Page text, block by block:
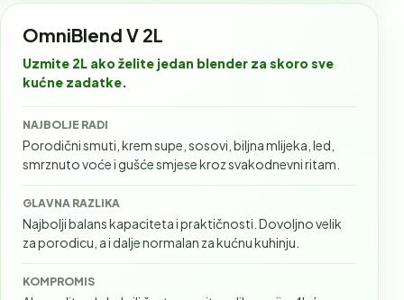
OmniBlend V 2L
Uzmite 2L ako želite jedan blender za skoro sve
kućne zadatke.
NAJBOLJE RADI
Porodični smuti, krem supe, sosovi, biljna mlijeka, led,
smrznuto voće i gušće smjese kroz svakodnevni ritam.
GLAVNA RAZLIKA
Najbolji balans kapaciteta i praktičnosti. Dovoljno velik
za porodicu, a i dalje normalan za kućnu kuhinju.
KOMPROMIS